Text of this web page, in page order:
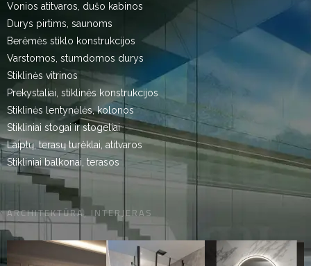
Vonios atitvaros, dušo kabinos
Durys pirtims, saunoms
Berėmės stiklo konstrukcijos
Varstomos, stumdomos durys
Stiklinės vitrinos
Prekystaliai, stiklinės konstrukcijos
Stiklinės lentynėlės, kolonos
Stikliniai stogai ir stogeliai
Laiptų, terasų turėklai, atitvaros
Stikliniai balkonai, terasos
ARCHITEKTŪRA, INTERJERAS